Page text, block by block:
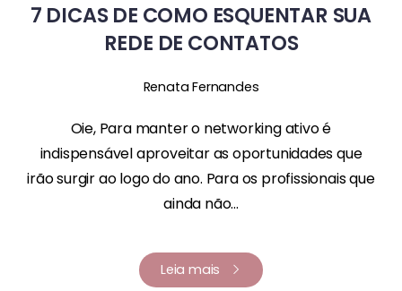
7 DICAS DE COMO ESQUENTAR SUA
REDE DE CONTATOS
Renata Fernandes
Oie, Para manter o networking ativo é
indispensável aproveitar as oportunidades que
irão surgir ao logo do ano. Para os profissionais que
ainda não...
Leia mais